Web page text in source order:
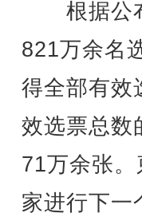
根据公布
821万余名
得全部有效
效选票总数
71万余张
家进行下一